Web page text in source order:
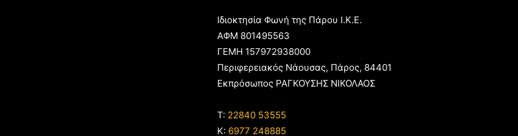
Ιδιοκτησία Φωνή της Πάρου Ι.Κ.Ε.
ΑΦΜ 801495563
ΓΕΜΗ 157972938000
Περιφερειακός Νάουσας, Πάρος, 84401
Εκπρόσωπος ΡΑΓΚΟΥΣΗΣ ΝΙΚΟΛΑΟΣ
T: 22840 53555
Κ: 6977 248885